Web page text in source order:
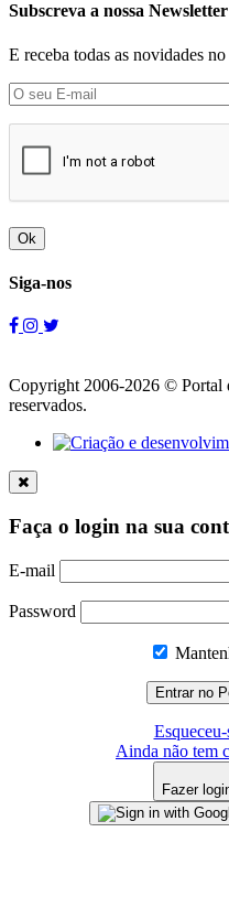
Subscreva a nossa Newsletter
E receba todas as novidades
Ok
Siga-nos
Copyright 2006-2026 © Portal
reservados.
Faça o login na sua
E-mail
Password
Ainda não tem
Fazer